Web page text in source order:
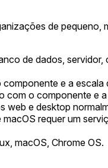
de
de dados,
e a
o componente e
e desktop
requer um
macOS, Chrome OS.